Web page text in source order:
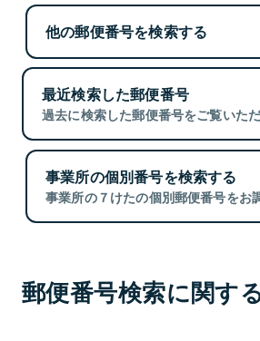
他の郵便番号を検索する
最近検索した郵便番号
過去に検索した郵便番号をご覧いただ
事業所の個別番号を検索する
事業所の７けたの個別郵便番号をお
郵便番号検索に関す